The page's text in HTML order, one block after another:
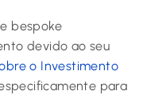
bespoke
devido ao seu
o Investimento
para